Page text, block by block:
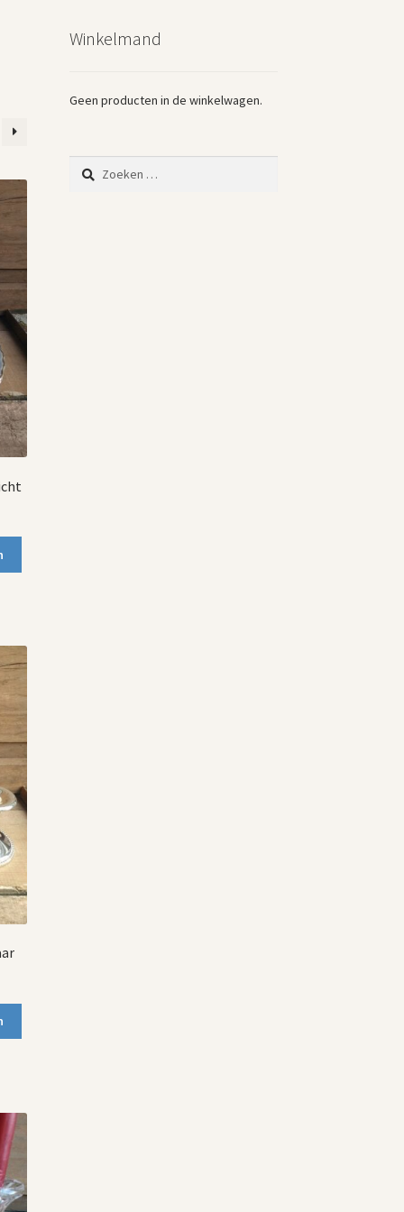
Winkelmand
Geen producten in de winkelwagen.
Zoeken
naar: